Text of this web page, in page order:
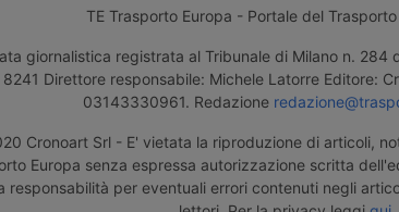
TE Trasporto Europa - Portale del
giornalistica registrata al Tribunale di Milano n.
8241 Direttore responsabile: Michele Latorre Editore:
03143330961. Redazione
Cronoart Srl - E' vietata la riproduzione di articoli,
Europa senza espressa autorizzazione scritta
responsabilità per eventuali errori contenuti negli